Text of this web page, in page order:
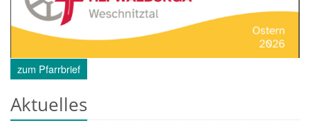
zum Pfarrbrief
Aktuelles